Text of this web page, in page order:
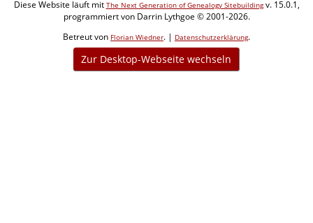
Diese Website läuft mit The Next Generation of Genealogy Sitebuildingv. 15.0.1,
programmiert von Darrin Lythgoe © 2001-2026.
Betreut von Florian Wiedner. | Datenschutzerklärung.
Zur Desktop-Webseite wechseln